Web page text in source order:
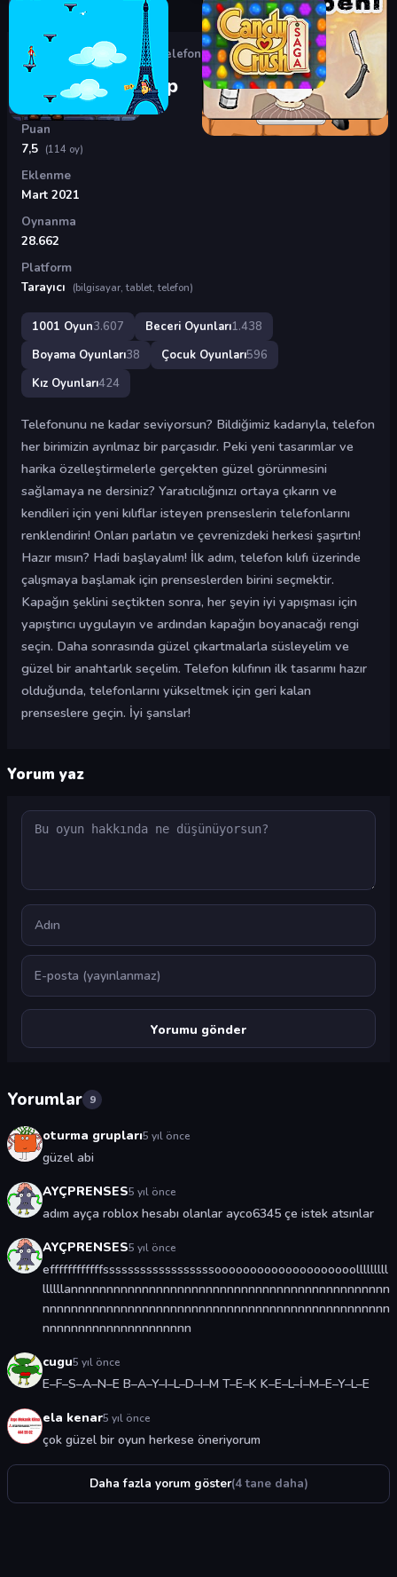
Oyunlar Beceri Oyunları Telefon Kılıfı Yap
Telefon Kılıfı Yap
Puan
7,5 (114 oy)
Eklenme
Mart 2021
Oynanma
28.662
Platform
Tarayıcı
(bilgisayar, tablet, telefon)
1001 Oyun3.607 Beceri Oyunları1.438
Boyama Oyunları38 Çocuk Oyunları596
Kız Oyunları424
Telefonunu ne kadar seviyorsun? Bildiğimiz kadarıyla, telefon
her birimizin ayrılmaz bir parçasıdır. Peki yeni tasarımlar ve
harika özelleştirmelerle gerçekten güzel görünmesini
sağlamaya ne dersiniz? Yaratıcılığınızı ortaya çıkarın ve
kendileri için yeni kılıflar isteyen prenseslerin telefonlarını
renklendirin! Onları parlatın ve çevrenizdeki herkesi şaşırtın!
Hazır mısın? Hadi başlayalım! İlk adım, telefon kılıfı üzerinde
çalışmaya başlamak için prenseslerden birini seçmektir.
Kapağın şeklini seçtikten sonra, her şeyin iyi yapışması için
yapıştırıcı uygulayın ve ardından kapağın boyanacağı rengi
seçin. Daha sonrasında güzel çıkartmalarla süsleyelim ve
güzel bir anahtarlık seçelim. Telefon kılıfının ilk tasarımı hazır
olduğunda, telefonlarını yükseltmek için geri kalan
prenseslere geçin. İyi şanslar!
Yorum yaz
Yorum
Ad
E-posta
Yorumlar 9
oturma grupları5 yıl önce
güzel abi
AYÇPRENSES5 yıl önce
adım ayça roblox hesabı olanlar ayco6345 çe istek atsınlar
AYÇPRENSES5 yıl önce
effffffffffffssssssssssssssssssoooooooooooooooooooolllllllll
llllllannnnnnnnnnnnnnnnnnnnnnnnnnnnnnnnnnnnnnnnnnnnn
nnnnnnnnnnnnnnnnnnnnnnnnnnnnnnnnnnnnnnnnnnnnnnnnn
nnnnnnnnnnnnnnnnnnnnn
cugu5 yıl önce
E–F–S–A–N–E B–A–Y–I–L–D–I–M T–E–K K–E–L–İ–M–E–Y–L–E
ela kenar5 yıl önce
çok güzel bir oyun herkese öneriyorum
Daha fazla yorum göster(4 tane daha)